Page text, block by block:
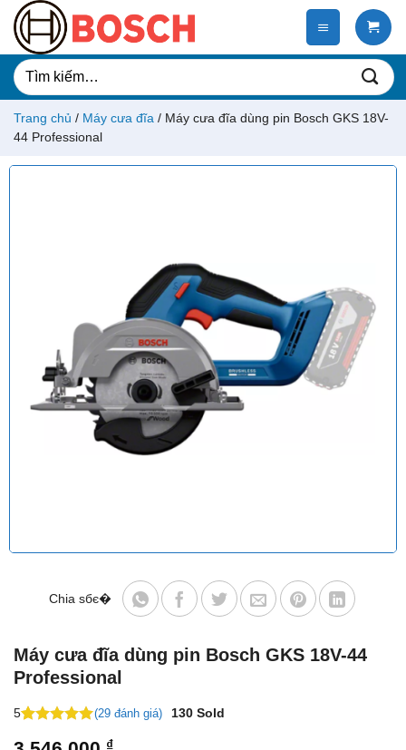
Chuyển
đến
dungTìm
kiếm:
Trang chủ / Máy cưa đĩa / Máy cưa đĩa dùng pin Bosch GKS 18V-
44 Professional
Chia sбє�
Máy cưa đĩa dùng pin Bosch GKS 18V-44
Professional
5
(29 đánh giá) 130 Sold
₫